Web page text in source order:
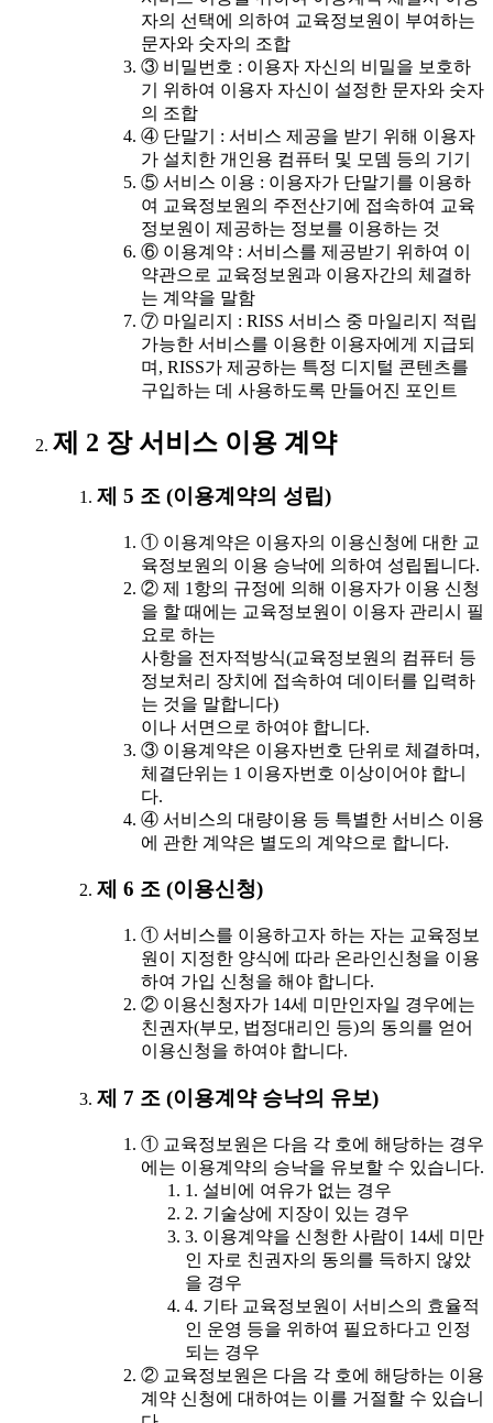
자의 선택에 의하여 교육정보원이 부여하는
문자와 숫자의 조합
③ 비밀번호 : 이용자 자신의 비밀을 보호하
기 위하여 이용자 자신이 설정한 문자와 숫자
의 조합
④ 단말기 : 서비스 제공을 받기 위해 이용자
가 설치한 개인용 컴퓨터 및 모뎀 등의 기기
⑤ 서비스 이용 : 이용자가 단말기를 이용하
여 교육정보원의 주전산기에 접속하여 교육
정보원이 제공하는 정보를 이용하는 것
⑥ 이용계약 : 서비스를 제공받기 위하여 이
약관으로 교육정보원과 이용자간의 체결하
는 계약을 말함
⑦ 마일리지 : RISS 서비스 중 마일리지 적립
가능한 서비스를 이용한 이용자에게 지급되
며, RISS가 제공하는 특정 디지털 콘텐츠를
구입하는 데 사용하도록 만들어진 포인트
제 2 장 서비스 이용 계약
제 5 조 (이용계약의 성립)
① 이용계약은 이용자의 이용신청에 대한 교
육정보원의 이용 승낙에 의하여 성립됩니다.
② 제 1항의 규정에 의해 이용자가 이용 신청
을 할 때에는 교육정보원이 이용자 관리시 필
요로 하는
사항을 전자적방식(교육정보원의 컴퓨터 등
정보처리 장치에 접속하여 데이터를 입력하
는 것을 말합니다)
이나 서면으로 하여야 합니다.
③ 이용계약은 이용자번호 단위로 체결하며,
체결단위는 1 이용자번호 이상이어야 합니
다.
④ 서비스의 대량이용 등 특별한 서비스 이용
에 관한 계약은 별도의 계약으로 합니다.
제 6 조 (이용신청)
① 서비스를 이용하고자 하는 자는 교육정보
원이 지정한 양식에 따라 온라인신청을 이용
하여 가입 신청을 해야 합니다.
② 이용신청자가 14세 미만인자일 경우에는
친권자(부모, 법정대리인 등)의 동의를 얻어
이용신청을 하여야 합니다.
제 7 조 (이용계약 승낙의 유보)
① 교육정보원은 다음 각 호에 해당하는 경우
에는 이용계약의 승낙을 유보할 수 있습니다.
1. 설비에 여유가 없는 경우
2. 기술상에 지장이 있는 경우
3. 이용계약을 신청한 사람이 14세 미만
인 자로 친권자의 동의를 득하지 않았
을 경우
4. 기타 교육정보원이 서비스의 효율적
인 운영 등을 위하여 필요하다고 인정
되는 경우
② 교육정보원은 다음 각 호에 해당하는 이용
계약 신청에 대하여는 이를 거절할 수 있습니